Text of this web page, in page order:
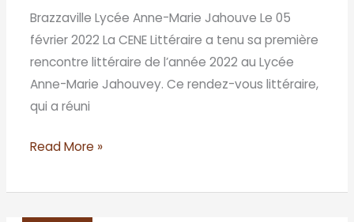
Brazzaville Lycée Anne-Marie Jahouve Le 05
février 2022 La CENE Littéraire a tenu sa première
rencontre littéraire de l’année 2022 au Lycée
Anne-Marie Jahouvey. Ce rendez-vous littéraire,
qui a réuni
Read More »